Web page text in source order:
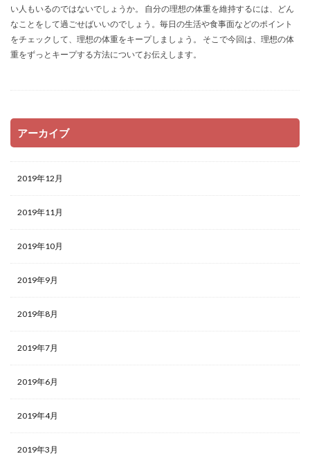
い人もいるのではないでしょうか。 自分の理想の体重を維持するには、どん
なことをして過ごせばいいのでしょう。毎日の生活や食事面などのポイント
をチェックして、理想の体重をキープしましょう。 そこで今回は、理想の体
重をずっとキープする方法についてお伝えします。
アーカイブ
2019年12月
2019年11月
2019年10月
2019年9月
2019年8月
2019年7月
2019年6月
2019年4月
2019年3月